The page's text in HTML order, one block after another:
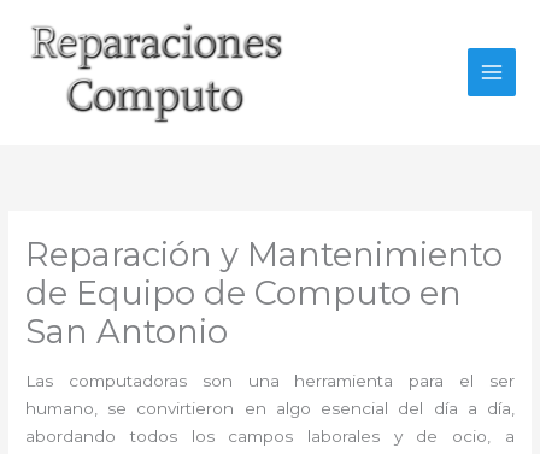
contenido
Reparación y Mantenimiento
de Equipo de Computo en
San Antonio
Las computadoras son una herramienta para el ser
humano, se convirtieron en algo esencial del día a día,
abordando todos los campos laborales y de ocio, a